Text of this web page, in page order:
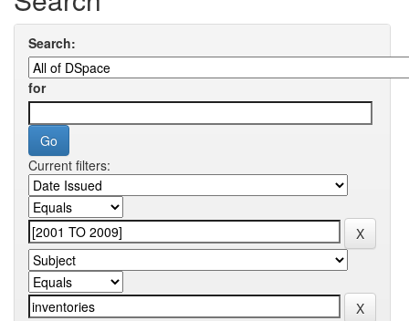
Search:
for
Current filters: